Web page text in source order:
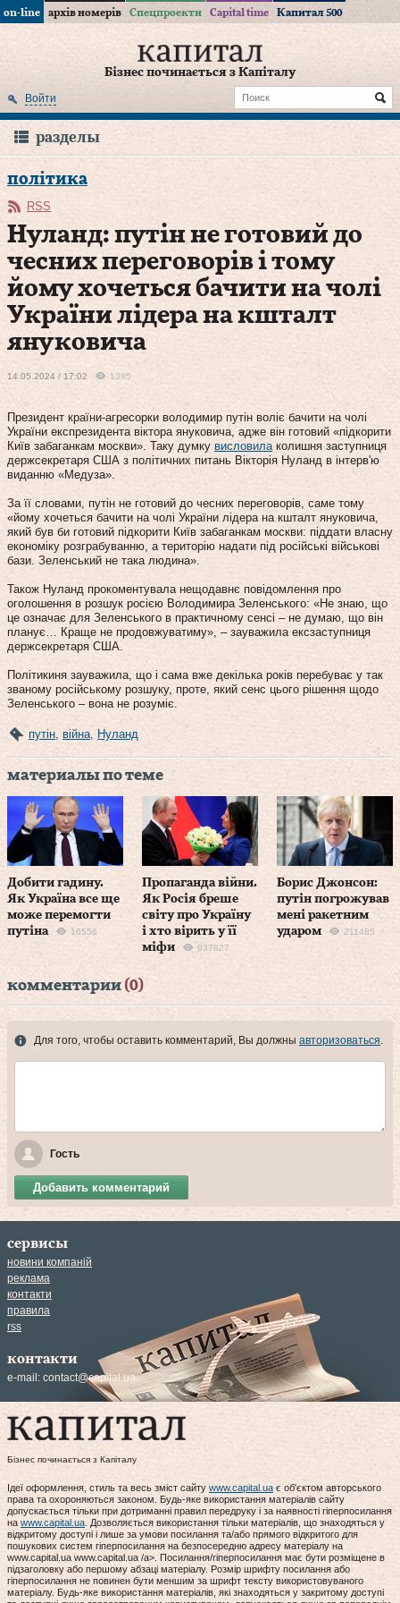
on-line архів номерів Спецпроекти Capital time Капитал 500
Бізнес починається з Капіталу
Войти
разделы
політика
RSS
Нуланд: путін не готовий до
чесних переговорів і тому
йому хочеться бачити на чолі
України лідера на кшталт
януковича
14.05.2024 / 17:02 1385
Президент країни-агресорки володимир путін воліє бачити на чолі
України експрезидента віктора януковича, адже він готовий «підкорити
Київ забаганкам москви». Таку думку висловилаколишня заступниця
держсекретаря США з політичних питань Вікторія Нуланд в інтерв'ю
виданню «Медуза».
За її словами, путін не готовий до чесних переговорів, саме тому
«йому хочеться бачити на чолі України лідера на кшталт януковича,
який був би готовий підкорити Київ забаганкам москви: піддати власну
економіку розграбуванню, а територію надати під російські військові
бази. Зеленський не така людина».
Також Нуланд прокоментувала нещодавнє повідомлення про
оголошення в розшук росією Володимира Зеленського: «Не знаю, що
це означає для Зеленського в практичному сенсі – не думаю, що він
планує… Краще не продовжуватиму», – зауважила ексзаступниця
держсекретаря США.
Політикиня зауважила, що і сама вже декілька років перебуває у так
званому російському розшуку, проте, який сенс цього рішення щодо
Зеленського – вона не розуміє.
путін, війна, Нуланд
материалы по теме
Добити гадину.
Як Україна все ще
може перемогти
путіна
16556
Пропаганда війни.
Як Росія бреше
світу про Україну
і хто вірить у її
міфи
937827
Борис Джонсон:
путін погрожував
мені ракетним
ударом
211485
комментарии (0)
Для того, чтобы оставить комментарий, Вы должны авторизоваться
Гость
Добавить комментарий
сервисы
новини компаній
реклама
контакти
правила
rss
контакти
e-mail: contact@capital.ua
Бізнес починається з Капіталу
Ідеї оформлення, стиль та весь зміст сайту www.capital.ua є об'єктом авторського
права та охороняються законом. Будь-яке використання матеріалів сайту
допускається тільки при дотриманні правил передруку і за наявності гіперпосилання
на www.capital.ua . Дозволяється використання тільки матеріалів, що знаходяться у
відкритому доступі і лише за умови посилання та/або прямого відкритого для
пошукових систем гіперпосилання на безпосередню адресу матеріалу на
www.capital.ua www.capital.ua /a>. Посилання/гіперпосилання має бути розміщене в
підзаголовку або першому абзаці матеріалу. Розмір шрифту посилання або
гіперпосилання не повинен бути меншим за шрифт тексту використовуваного
матеріалу. Будь-яке використання матеріалів, які знаходяться у закритому доступі